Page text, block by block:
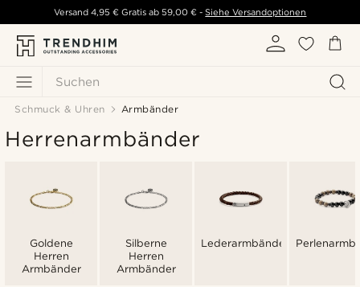
Suchen
Versand 4,95 € Gratis ab59,00 € - Siehe Versandoptionen
Schmuck & Uhren Armbänder
Herrenarmbänder
Goldene
Herren
Armbänder
Silberne
Herren
Armbänder
Lederarmbänder